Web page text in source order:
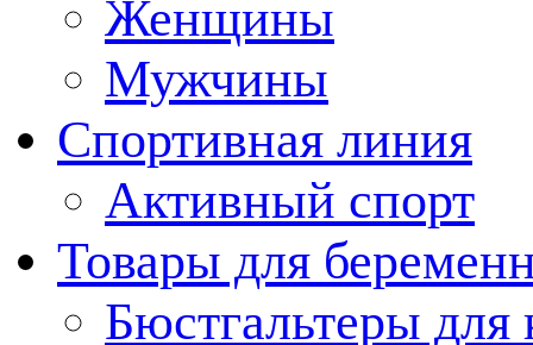
Женщины
Мужчины
Спортивная линия
Активный спорт
Товары для
Бюстгальтеры